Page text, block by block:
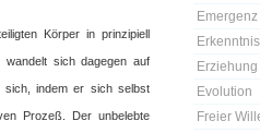
Emergenz
Erkenntnis
Erziehung
Evolution
Freier
Körper in prinzipiell
wandelt sich dagegen auf
sich, indem er sich selbst
Prozeß. Der unbelebte